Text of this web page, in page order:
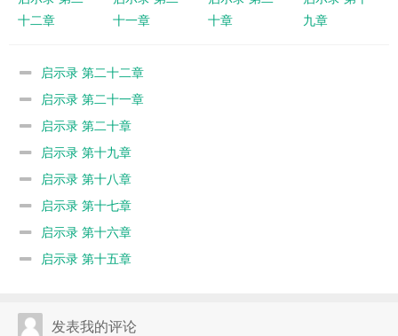
十二章
十一章
十章
九章
启示录 第二十二章
启示录 第二十一章
启示录 第二十章
启示录 第十九章
启示录 第十八章
启示录 第十七章
启示录 第十六章
启示录 第十五章
发表我的评论